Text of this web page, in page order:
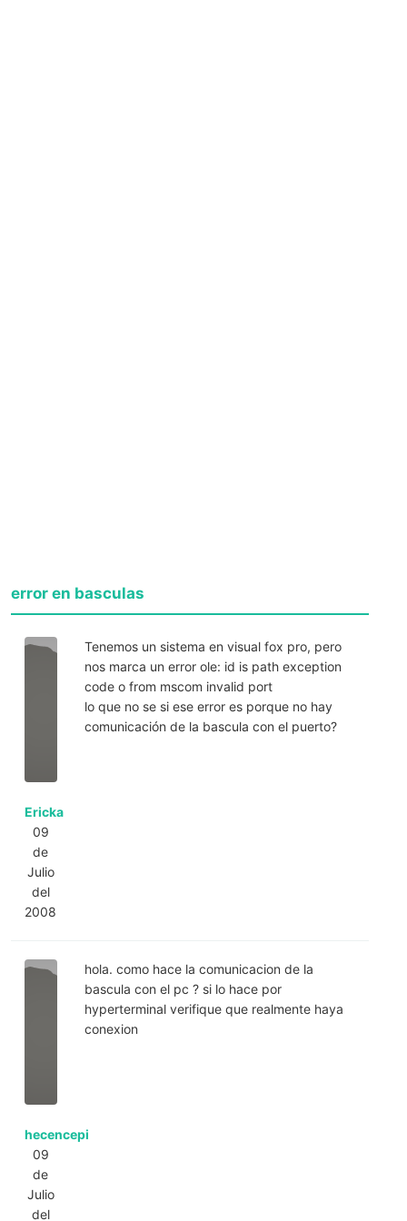
error en basculas
Ericka
09
de
Julio
del
2008
Tenemos un sistema en visual fox pro, pero
nos marca un error ole: id is path exception
code o from mscom invalid port
lo que no se si ese error es porque no hay
comunicación de la bascula con el puerto?
hecencepi
09
de
Julio
del
hola. como hace la comunicacion de la
bascula con el pc ? si lo hace por
hyperterminal verifique que realmente haya
conexion